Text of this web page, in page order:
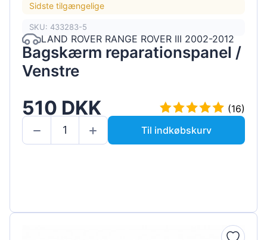
Sidste tilgængelige
SKU: 433283-5
LAND ROVER RANGE ROVER III 2002-2012
Bagskærm reparationspanel /
Venstre
510 DKK
(16)
Til indkøbskurv